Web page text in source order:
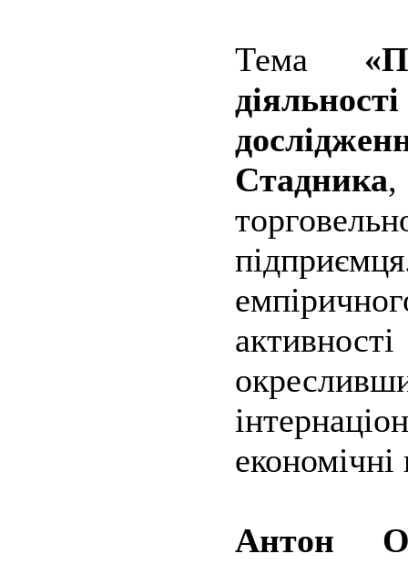
Тема
Стадника,
Антон